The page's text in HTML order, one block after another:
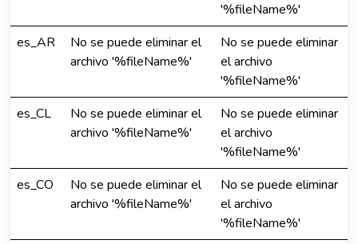
'%fileName%'
es_AR
No se puede eliminar el
archivo '%fileName%'
No se puede eliminar
el archivo
'%fileName%'
es_CL
No se puede eliminar el
archivo '%fileName%'
No se puede eliminar
el archivo
'%fileName%'
es_CO
No se puede eliminar el
archivo '%fileName%'
No se puede eliminar
el archivo
'%fileName%'